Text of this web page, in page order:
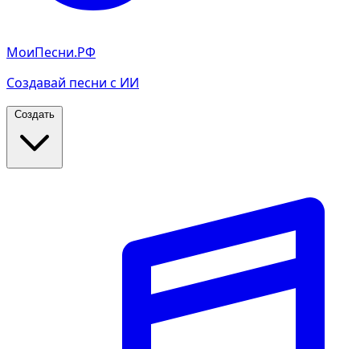
МоиПесни.РФ
Создавай песни с ИИ
Создать